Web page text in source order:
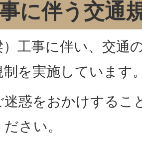
に伴う交通
）工事に伴い、交通
制を実施しています
迷惑をおかけするこ
さい。